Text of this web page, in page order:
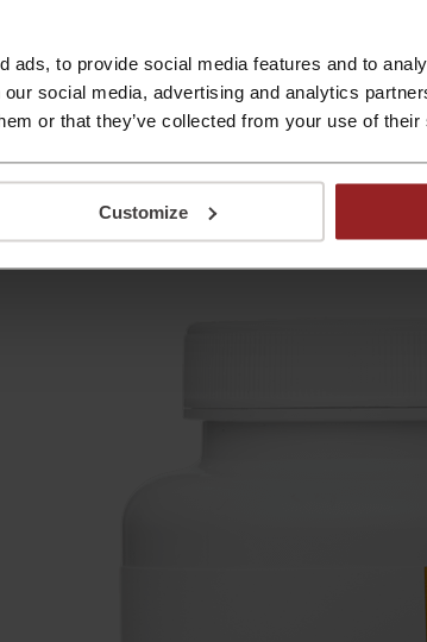
ads, to provide social media features and to
social media, advertising and analytics
or that they’ve collected from your use of
Customize
na silnú a dlhotrvajúcu erekciu. Je jednou
Zerex Vám zaručí vysokú kvalitu, rýchly
ponúka (a tie nie sú malé).
dopravu zadarmo pri objednávke nad 70€ a
K objednávke nad 100€ získate darček.
libido a chuť na sex. Je laboratórne
Slovákov, ktorí Zerex už skúsili.